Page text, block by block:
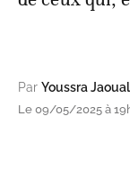
Par Youssra Jaoual
Le 09/05/2025 à